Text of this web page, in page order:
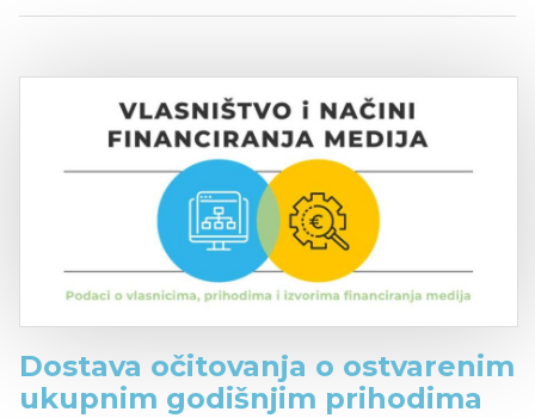
Dostava očitovanja o ostvarenim
ukupnim godišnjim prihodima